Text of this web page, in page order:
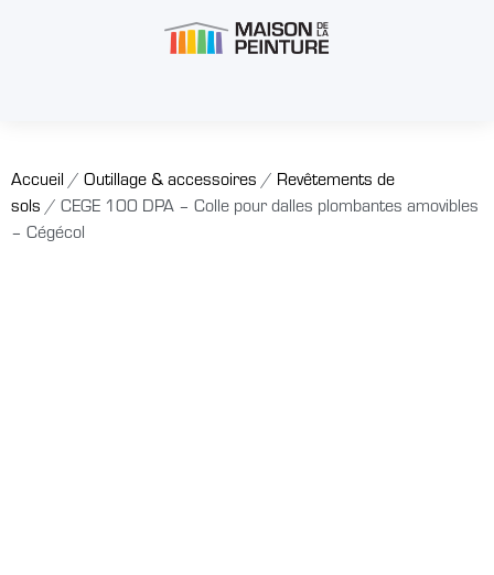
Accueil / Outillage & accessoires / Revêtements de
sols / CEGE 100 DPA – Colle pour dalles plombantes amovibles
– Cégécol